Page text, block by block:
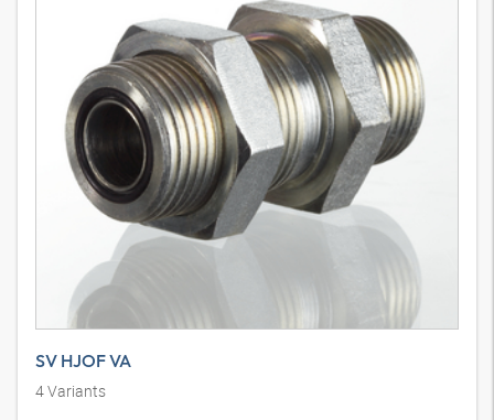
SV HJOF VA
4Variants